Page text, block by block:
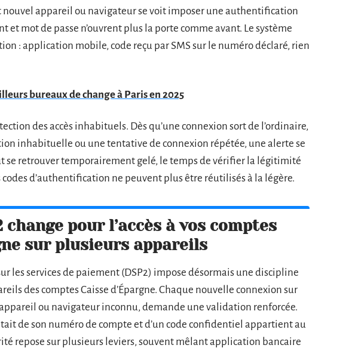
nouvel appareil ou navigateur se voit imposer une authentification
mot de passe n’ouvrent plus la porte comme avant. Le système
: application mobile, code reçu par SMS sur le numéro déclaré, rien
bureaux de change à Paris en 2025
des accès inhabituels. Dès qu’une connexion sort de l’ordinaire,
inhabituelle ou une tentative de connexion répétée, une alerte se
se retrouver temporairement gelé, le temps de vérifier la légitimité
d’authentification ne peuvent plus être réutilisés à la légère.
change pour l’accès à vos comptes
sur plusieurs appareils
les services de paiement (DSP2) impose désormais une discipline
des comptes Caisse d’Épargne. Chaque nouvelle connexion sur
appareil ou navigateur inconnu, demande une validation renforcée.
de son numéro de compte et d’un code confidentiel appartient au
repose sur plusieurs leviers, souvent mêlant application bancaire